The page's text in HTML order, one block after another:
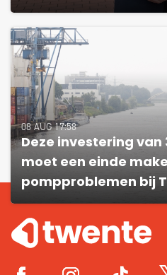
08 AUG 17:58
Deze investering van
moet een einde
pompproblemen bij